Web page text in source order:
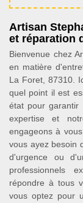
Artisan
et réparation
Bienvenue chez
en matière
La Foret, 87310.
quel point il est
état pour garantir
expertise et
engageons à
vous ayez besoin
d'urgence ou
professionnels
répondre à tous
vous optez pour